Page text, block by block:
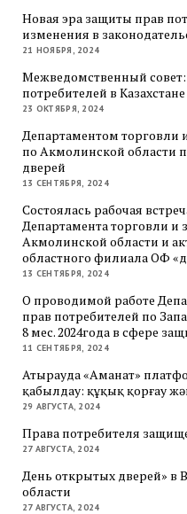
Новая эра защиты прав
изменения в
21 НОЯБРЯ, 2024
Межведомственный
потребителей в Казахстане
23 ОКТЯБРЯ, 2024
Департаментом торговли
по Акмолинской области
дверей
13 СЕНТЯБРЯ, 2024
Состоялась рабочая
Департамента торговли и
Акмолинской области и
областного филиала ОФ
13 СЕНТЯБРЯ, 2024
О проводимой работе
прав потребителей по
8 мес. 2024года в сфере
11 СЕНТЯБРЯ, 2024
Атырауда «Аманат»
қабылдау: құқық қорғау
29 АВГУСТА, 2024
Права потребителя
27 АВГУСТА, 2024
День открытых дверей» в
области
27 АВГУСТА, 2024